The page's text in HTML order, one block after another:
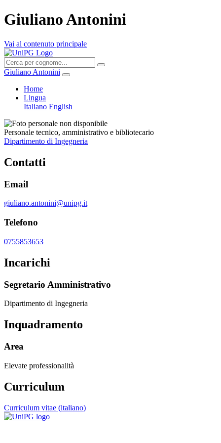
Giuliano Antonini
Vai al contenuto principale
Giuliano Antonini
Home
Lingua
Italiano English
Personale tecnico, amministrativo e bibliotecario
Dipartimento di Ingegneria
Contatti
Email
giuliano.antonini@unipg.it
Telefono
0755853653
Incarichi
Segretario Amministrativo
Dipartimento di Ingegneria
Inquadramento
Area
Elevate professionalità
Curriculum
Curriculum vitae (italiano)